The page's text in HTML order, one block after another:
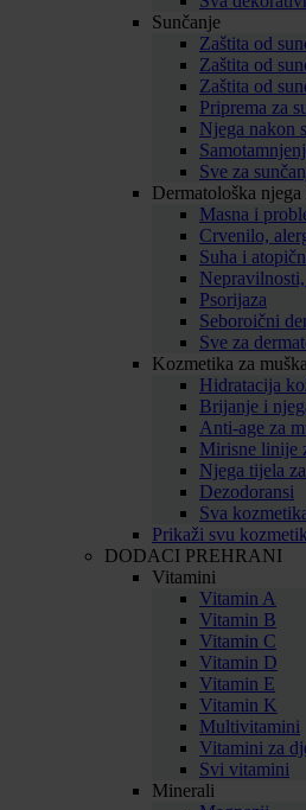
Sunčanje
Zaštita od
Zaštita od
Zaštita od
Priprema za
Njega nakon
Sve za
Dermatološka njega
Masna i
Crvenilo,
Suha i
Psorijaza
Seboroični
Sve za
Kozmetika za
Hidratacija
Brijanje i
Anti-age za
Mirisne linije
Njega tijela
Dezodoransi
Sva
Prikaži svu
DODACI PREHRANI
Vitamini
Vitamin A
Vitamin B
Vitamin C
Vitamin D
Vitamin E
Vitamin K
Multivitamini
Vitamini za
Svi vitamini
Minerali